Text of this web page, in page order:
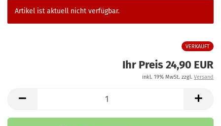
Artikel ist aktuell nicht verfügbar.
VERKAUFT
Ihr Preis 24,90 EUR
inkl. 19% MwSt. zzgl. Versand